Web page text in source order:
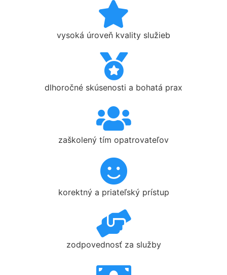
vysoká úroveň kvality služieb
dlhoročné skúsenosti a bohatá prax
zaškolený tím opatrovateľov
korektný a priateľský prístup
zodpovednosť za služby